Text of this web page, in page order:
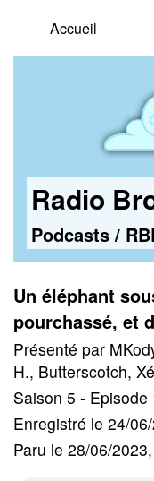
Accueil
Radio
Podcasts/
Un éléphant
pourchassé, et
Présenté par
H., Butterscotch,
Saison 5 - Episode
Enregistré le 24/
Paru le 28/06/